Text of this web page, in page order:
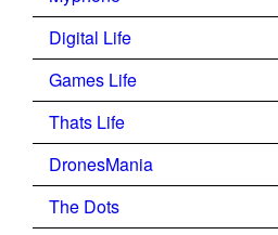
Digital Life
Games Life
Thats Life
DronesMania
The Dots